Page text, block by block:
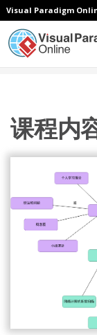
Visual Paradigm
课程内